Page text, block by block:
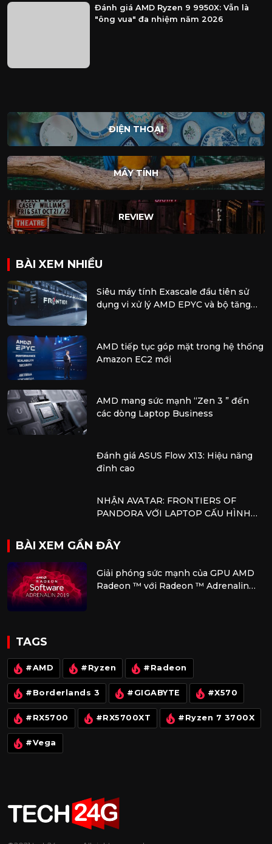
Đánh giá AMD Ryzen 9 9950X: Vẫn là
"ông vua" đa nhiệm năm 2026
ĐIỆN THOẠI
MÁY TÍNH
REVIEW
BÀI XEM NHIỀU
Siêu máy tính Exascale đầu tiên sử
dụng vi xử lý AMD EPYC và bộ tăng
AMD tiếp tục góp mặt trong hệ thống
Amazon EC2 mới
AMD mang sức mạnh “Zen 3 ” đến
các dòng Laptop Business
Đánh giá ASUS Flow X13: Hiệu năng
đỉnh cao
NHẬN AVATAR: FRONTIERS OF
PANDORA VỚI LAPTOP CẤU HÌNH
BÀI XEM GẦN ĐÂY
Giải phóng sức mạnh của GPU AMD
Radeon ™ với Radeon ™ Adrenalin
TAGS
#AMD #Ryzen #Radeon
#Borderlands 3 #GIGABYTE #X570
#RX5700 #RX5700XT #Ryzen 7 3700X
#Vega